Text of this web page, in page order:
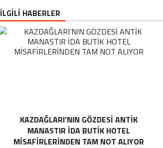
İLGİLİ HABERLER
KAZDAĞLARI’NIN GÖZDESI ANTIK
MANASTIR İDA BUTIK HOTEL
MISAFIRLERINDEN TAM NOT ALIYOR